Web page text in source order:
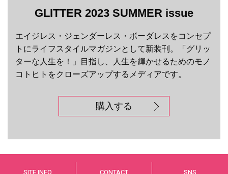
GLITTER 2023 SUMMER issue
エイジレス・ジェンダーレス・ボーダレスをコンセプ
トにライフスタイルマガジンとして新装刊。「グリッ
ターな人生を！」目指し、人生を輝かせるためのモノ
コトヒトをクローズアップするメディアです。
購入する